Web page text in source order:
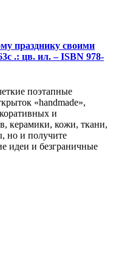
празднику своими
.: цв. ил. – ISBN 978-
поэтапные
«handmade»,
и
керамики, кожи, ткани,
но и получите
идеи и безграничные